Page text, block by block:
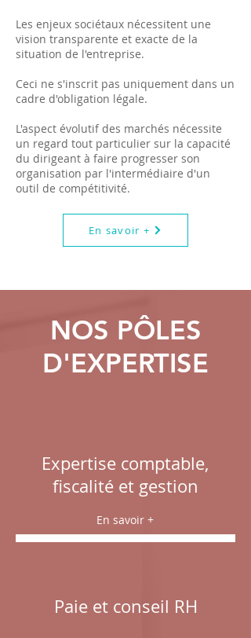
Les enjeux sociétaux nécessitent une
vision transparente et exacte de la
situation de l'entreprise.
Ceci ne s'inscrit pas uniquement dans un
cadre d'obligation légale.
L'aspect évolutif des marchés nécessite
un regard tout particulier sur la capacité
du dirigeant à faire progresser son
organisation par l'intermédiaire d'un
outil de compétitivité.
En savoir +
NOS PÔLES
D'EXPERTISE
Expertise comptable,
fiscalité et gestion
En savoir +
Paie et conseil RH